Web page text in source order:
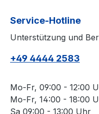
Service-Hotline
Unterstützung und
+49 4444 2583
Mo-Fr, 09:00 - 12:00
Mo-Fr, 14:00 - 18:00
Sa 09:00 - 13:00 Uhr